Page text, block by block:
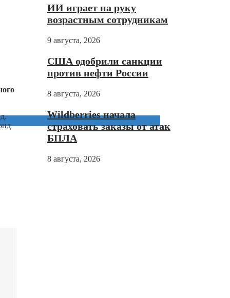
ИИ играет на руку
возрастным сотрудникам
9 августа, 2026
США одобрили санкции
против нефти России
8 августа, 2026
Wildberries начала
страховать заказы от атак
БПЛА
8 августа, 2026